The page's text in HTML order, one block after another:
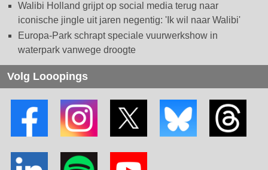
Walibi Holland grijpt op social media terug naar
iconische jingle uit jaren negentig: 'Ik wil naar Walibi'
Europa-Park schrapt speciale vuurwerkshow in
waterpark vanwege droogte
Volg Looopings